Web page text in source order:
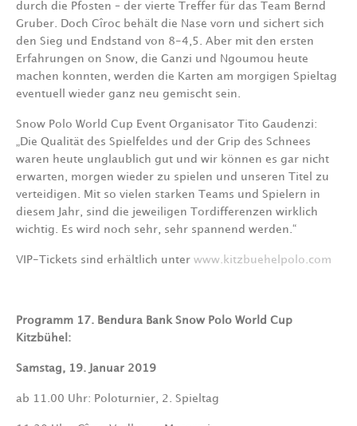
durch die Pfosten – der vierte Treffer für das Team Bernd
Gruber. Doch Cîroc behält die Nase vorn und sichert sich
den Sieg und Endstand von 8-4,5. Aber mit den ersten
Erfahrungen on Snow, die Ganzi und Ngoumou heute
machen konnten, werden die Karten am morgigen Spieltag
eventuell wieder ganz neu gemischt sein.
Snow Polo World Cup Event Organisator Tito Gaudenzi:
„Die Qualität des Spielfeldes und der Grip des Schnees
waren heute unglaublich gut und wir können es gar nicht
erwarten, morgen wieder zu spielen und unseren Titel zu
verteidigen. Mit so vielen starken Teams und Spielern in
diesem Jahr, sind die jeweiligen Tordifferenzen wirklich
wichtig. Es wird noch sehr, sehr spannend werden.“
VIP-Tickets sind erhältlich unter www.kitzbuehelpolo.com
Programm 17. Bendura Bank Snow Polo World Cup
Kitzbühel:
Samstag, 19. Januar 2019
ab 11.00 Uhr: Poloturnier, 2. Spieltag